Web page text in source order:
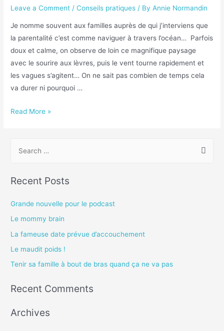
Leave a Comment /Conseils pratiques / ByAnnie Normandin
Je nomme souvent aux familles auprès de qui j’interviens que
la parentalité c’est comme naviguer à travers l’océan… Parfois
doux et calme, on observe de loin ce magnifique paysage
avec le sourire aux lèvres, puis le vent tourne rapidement et
les vagues s’agitent… On ne sait pas combien de temps cela
va durer ni pourquoi …
Read More »
Recent Posts
Grande nouvelle pour le podcast
Le mommy brain
La fameuse date prévue d’accouchement
Le maudit poids !
Tenir sa famille à bout de bras quand ça ne va pas
Recent Comments
Archives